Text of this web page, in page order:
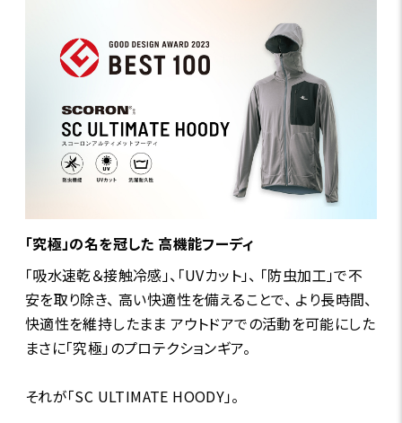
「究極」の名を冠した 高機能フーディ
「吸水速乾＆接触冷感」、「UVカット」、 「防虫加工」で不
安を取り除き、 高い快適性を備えることで、 より長時間、
快適性を維持したまま アウトドアでの活動を可能にした
まさに「究極」のプロテクションギア。
それが「SC ULTIMATE HOODY」。